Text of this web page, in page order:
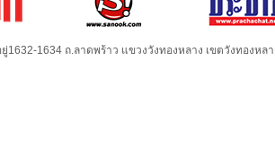
1632-1634 ถ.ลาดพร้าว แขวงวังทองหลาง เขตวังทองหล